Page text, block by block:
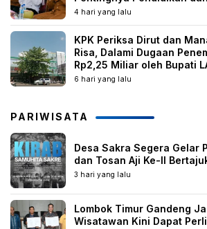
Perkawinan Anak
4 hari yang lalu
KPK Periksa Dirut dan
Risa, Dalami Dugaan
Rp2,25 Miliar oleh Bupati
6 hari yang lalu
PARIWISATA
Desa Sakra Segera Gelar
dan Tosan Aji Ke-II
3 hari yang lalu
Lombok Timur Gandeng
Wisatawan Kini Dapat